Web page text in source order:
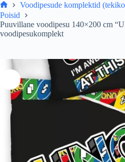
Avaleht
Voodipesude komplektid
Poisid
Puuvillane voodipesu 140×200 cm
voodipesukomplekt